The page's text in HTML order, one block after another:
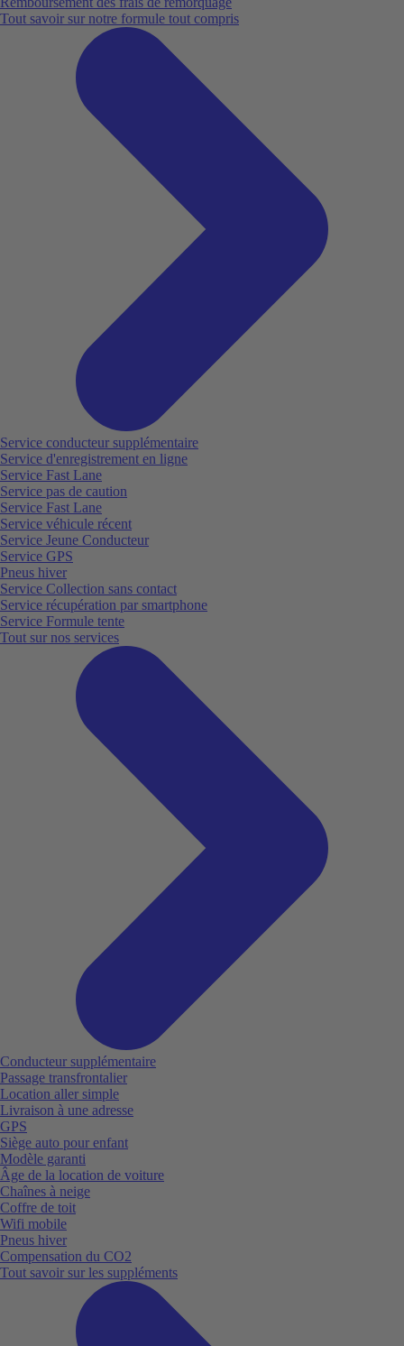
Tout savoir sur notre formule tout compris
Service conducteur supplémentaire
Service d'enregistrement en ligne
Service Fast Lane
Service pas de caution
Service Fast Lane
Service véhicule récent
Service Jeune Conducteur
Service GPS
Pneus hiver
Service Collection sans contact
Service récupération par smartphone
Service Formule tente
Tout sur nos services
Conducteur supplémentaire
Passage transfrontalier
Location aller simple
Livraison à une adresse
GPS
Siège auto pour enfant
Modèle garanti
Âge de la location de voiture
Chaînes à neige
Coffre de toit
Wifi mobile
Pneus hiver
Compensation du CO2
Tout savoir sur les suppléments